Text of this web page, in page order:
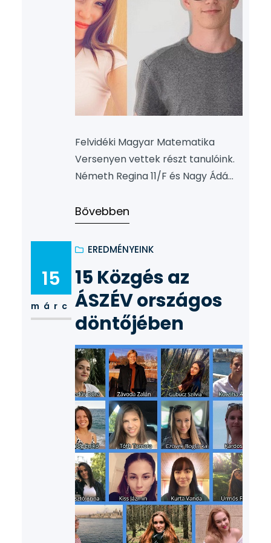
Felvidéki Magyar Matematika
Versenyen vettek részt tanulóink.
Németh Regina 11/F és Nagy Ádám
Felkészítő tanárok: Endrődi Mónika,
Égi József, Matyuska Ferenc
Gratulálunk tanulóinknak és
Bővebben
15
márc
EREDMÉNYEINK
15 Közgés az
ÁSZÉV országos
döntőjében